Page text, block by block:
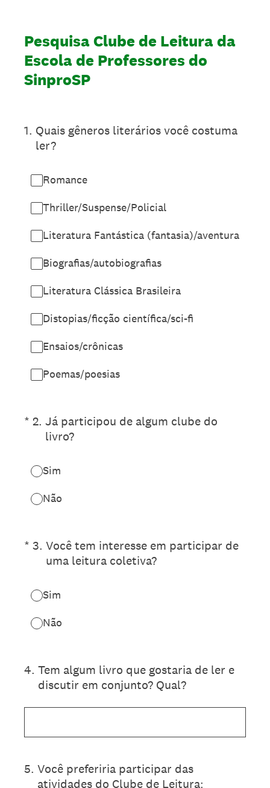
Pesquisa Clube de Leitura da
Escola de Professores do
SinproSP
1. Quais gêneros literários você costuma
ler?
Romance
Thriller/Suspense/Policial
Literatura Fantástica (fantasia)/aventura
Biografias/autobiografias
Literatura Clássica Brasileira
Distopias/ficção científica/sci-fi
Ensaios/crônicas
Poemas/poesias
* 2. Já participou de algum clube do
livro?
(Obrigatório)
Sim
Não
* 3. Você tem interesse em participar de
uma leitura coletiva?
(Obrigatório)
Sim
Não
4. Tem algum livro que gostaria de ler e
discutir em conjunto? Qual?
5. Você preferiria participar das
atividades do Clube de Leitura: